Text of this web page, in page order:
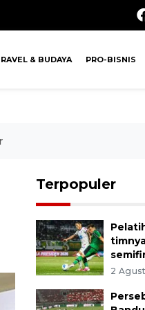
& BUDAYA PRO-BISNIS
Terpopuler
2